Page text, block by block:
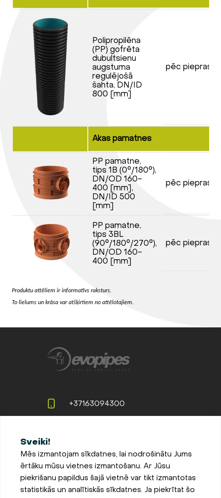
Polipropilēna
(PP) gofrēta
dubultsienu
augstuma
regulējošā
šahta, DN/ID
800 [mm]
pēc
Akas pamatnes
PP pamatne,
tips 1B (0°/180°),
DN/OD 160-
400 [mm],
DN/ID 500
[mm]
pēc
PP pamatne,
tips 3BL
(90°/180°/270°),
DN/OD 160-
400 [mm]
pēc
Produktu attēliem ir informatīvs raksturs.
To lielums un krāsa var atšķirtiem no attēlotajiem.
Sveiki!
Mēs izmantojam sīkdatnes, lai nodrošinātu Jums
ērtāku mūsu vietnes izmantošanu. Ar Jūsu
piekrišanu papildus šajā vietnē var tikt izmantotas
statistikās un analītiskās sīkdatnes. Ja piekrītat šo
+37163094300
LV-3002, Latvija
Pieteikties jaunumiem